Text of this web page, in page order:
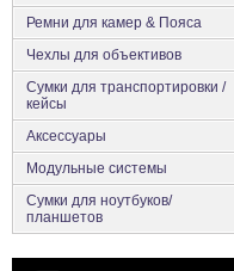
Ремни для камер & Пояса
Чехлы для объективов
Сумки для транспортировки /
кейсы
Аксесcуары
Модульные системы
Сумки для ноутбуков/
планшетов